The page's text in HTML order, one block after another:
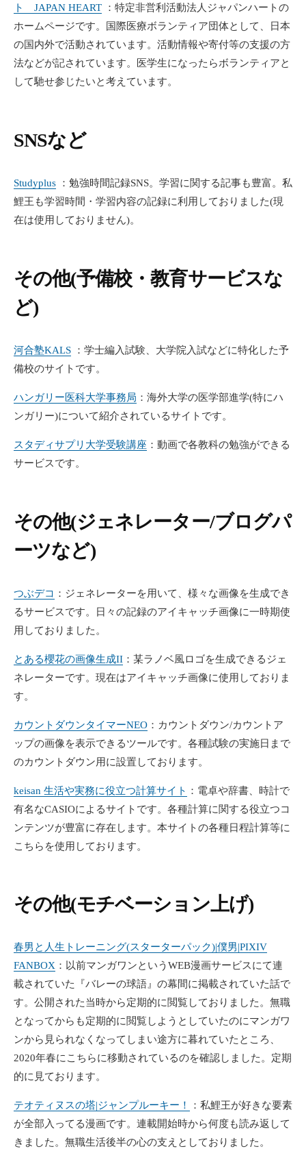
ト JAPAN HEART ：特定非営利活動法人ジャパンハートの
ホームページです。国際医療ボランティア団体として、日本
の国内外で活動されています。活動情報や寄付等の支援の方
法などが記されています。医学生になったらボランティアと
して馳せ参じたいと考えています。
SNSなど
Studyplus ：勉強時間記録SNS。学習に関する記事も豊富。私
鯉王も学習時間・学習内容の記録に利用しておりました(現
在は使用しておりません)。
その他(予備校・教育サービスな
ど)
河合塾KALS ：学士編入試験、大学院入試などに特化した予
備校のサイトです。
ハンガリー医科大学事務局 ：海外大学の医学部進学(特にハ
ンガリー)について紹介されているサイトです。
スタディサプリ大学受験講座 ：動画で各教科の勉強ができる
サービスです。
その他(ジェネレーター/ブログパ
ーツなど)
つぶデコ ：ジェネレーターを用いて、様々な画像を生成でき
るサービスです。日々の記録のアイキャッチ画像に一時期使
用しておりました。
とある櫻花の画像生成II ：某ラノベ風ロゴを生成できるジェ
ネレーターです。現在はアイキャッチ画像に使用しておりま
す。
カウントダウンタイマーNEO ：カウントダウン/カウントア
ップの画像を表示できるツールです。各種試験の実施日まで
のカウントダウン用に設置しております。
keisan 生活や実務に役立つ計算サイト ：電卓や辞書、時計で
有名なCASIOによるサイトです。各種計算に関する役立つコ
ンテンツが豊富に存在します。本サイトの各種日程計算等に
こちらを使用しております。
その他(モチベーション上げ)
春男と人生トレーニング(スターターパック)|僕男|PIXIV
FANBOX ：以前マンガワンというWEB漫画サービスにて連
載されていた『バレーの球語』の幕間に掲載されていた話で
す。公開された当時から定期的に閲覧しておりました。無職
となってからも定期的に閲覧しようとしていたのにマンガワ
ンから見られなくなってしまい途方に暮れていたところ、
2020年春にこちらに移動されているのを確認しました。定期
的に見ております。
テオティヌスの塔|ジャンプルーキー！
：私鯉王が好きな要素
が全部入ってる漫画です。連載開始時から何度も読み返して
きました。無職生活後半の心の支えとしておりました。